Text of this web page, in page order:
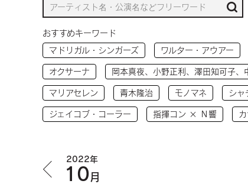
おすすめキーワード
マドリガル・シンガーズ
ワルター・アウアー
オクサーナ 岡本真夜、小野正利、澤田知可子、
マリアセレン 青木隆治 モノマネ シャ
ジェイコブ・コーラー 指揮コン × Ｎ響
2022年
10月